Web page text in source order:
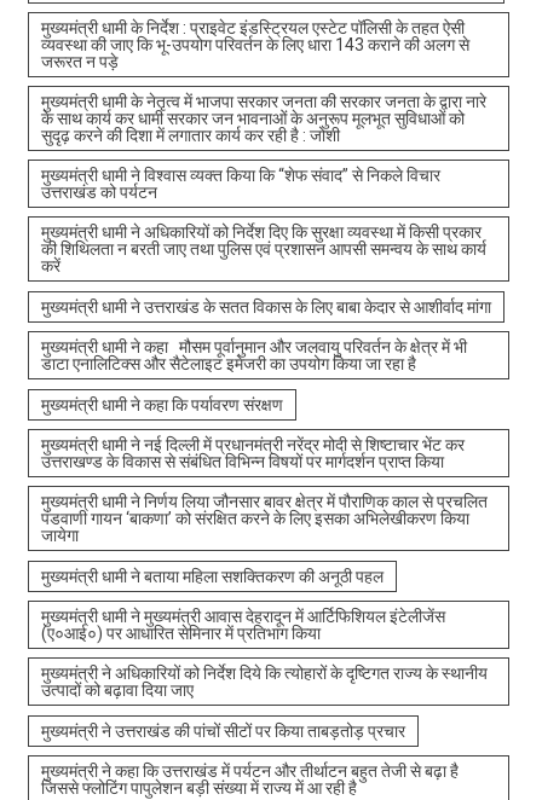
मुख्यमंत्री धामी के निर्देश : प्राइवेट इंडस्ट्रियल एस्टेट पॉलिसी के तहत ऐसी
व्यवस्था की जाए कि भू-उपयोग परिवर्तन के लिए धारा 143 कराने की अलग से
जरूरत न पड़े
मुख्यमंत्री धामी के नेतृत्व में भाजपा सरकार जनता की सरकार जनता के द्वारा नारे
के साथ कार्य कर धामी सरकार जन भावनाओं के अनुरूप मूलभूत सुविधाओं को
सुदृढ़ करने की दिशा में लगातार कार्य कर रही है : जोशी
मुख्यमंत्री धामी ने विश्वास व्यक्त किया कि “शेफ संवाद” से निकले विचार
उत्तराखंड को पर्यटन
मुख्यमंत्री धामी ने अधिकारियों को निर्देश दिए कि सुरक्षा व्यवस्था में किसी प्रकार
की शिथिलता न बरती जाए तथा पुलिस एवं प्रशासन आपसी समन्वय के साथ कार्य
करें
मुख्यमंत्री धामी ने उत्तराखंड के सतत विकास के लिए बाबा केदार से आशीर्वाद मांगा
मुख्यमंत्री धामी ने कहा मौसम पूर्वानुमान और जलवायु परिवर्तन के क्षेत्र में भी
डाटा एनालिटिक्स और सैटेलाइट इमेजरी का उपयोग किया जा रहा है
मुख्यमंत्री धामी ने कहा कि पर्यावरण संरक्षण
मुख्यमंत्री धामी ने नई दिल्ली में प्रधानमंत्री नरेंद्र मोदी से शिष्टाचार भेंट कर
उत्तराखण्ड के विकास से संबंधित विभिन्न विषयों पर मार्गदर्शन प्राप्त किया
मुख्यमंत्री धामी ने निर्णय लिया जौनसार बावर क्षेत्र में पौराणिक काल से प्रचलित
पंडवाणी गायन ‘बाकणा’ को संरक्षित करने के लिए इसका अभिलेखीकरण किया
जायेगा
मुख्यमंत्री धामी ने बताया महिला सशक्तिकरण की अनूठी पहल
मुख्यमंत्री धामी ने मुख्यमंत्री आवास देहरादून में आर्टिफिशियल इंटेलीजेंस
(ए०आई०) पर आधारित सेमिनार में प्रतिभाग किया
मुख्यमंत्री ने अधिकारियों को निर्देश दिये कि त्योहारों के दृष्टिगत राज्य के स्थानीय
उत्पादों को बढ़ावा दिया जाए
मुख्यमंत्री ने उत्तराखंड की पांचों सीटों पर किया ताबड़तोड़ प्रचार
मुख्यमंत्री ने कहा कि उत्तराखंड में पर्यटन और तीर्थाटन बहुत तेजी से बढ़ा है
जिससे फ्लोटिंग पापुलेशन बड़ी संख्या में राज्य में आ रही है